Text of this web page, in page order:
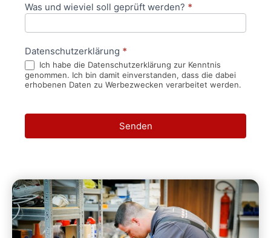
Was und wieviel soll geprüft werden? *
Datenschutzerklärung *
Ich habe die Datenschutzerklärung zur Kenntnis
genommen. Ich bin damit einverstanden, dass die dabei
erhobenen Daten zu Werbezwecken verarbeitet werden.
Senden